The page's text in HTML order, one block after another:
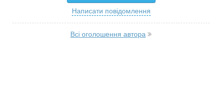
Написати повідомлення
Всі оголошення автора